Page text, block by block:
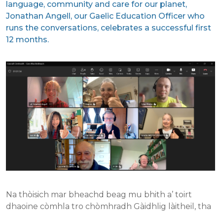
language, community and care for our planet,
Jonathan Angell, our Gaelic Education Officer who
runs the conversations, celebrates a successful first
12 months.
Na thòisich mar bheachd beag mu bhith a’ toirt
dhaoine còmhla tro chòmhradh Gàidhlig làitheil, tha